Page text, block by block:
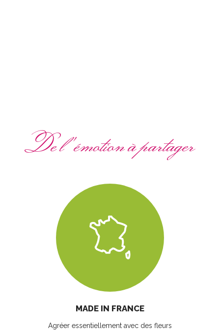
De l'émotion à partager
MADE IN FRANCE
Agréer essentiellement avec des fleurs